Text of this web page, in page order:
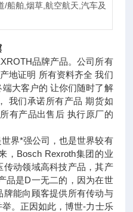
/船舶,烟草,航空航天,汽车及
品牌产品。公司所有
地证明 所有资料齐全 我们
大客户的 让你们随时了解
我们承诺所有产品 期货如
有产品出售后 执行原厂的
界*强公司，也是世界较有
，Bosch Rexroth集团的业
动领域高科技产品，其产
品是D一无二的，因为在世
能向顾客提供所有传动与
。正因如此，博世-力士乐